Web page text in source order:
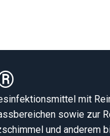
mit
sowie zur
und anderem